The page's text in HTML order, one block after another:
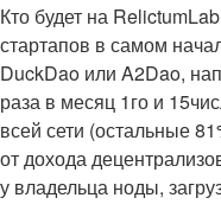
Кто будет на
стартапов в самом
DuckDao или A2Dao,
раза в месяц 1го и
всей сети (остальные
от дохода
у владельца ноды,